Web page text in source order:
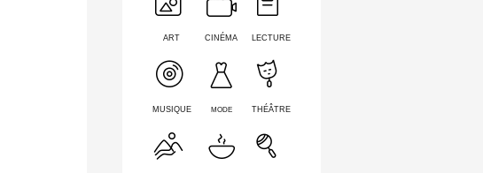
ART CINÉMA LECTURE
MUSIQUE MODE THÉÂTRE